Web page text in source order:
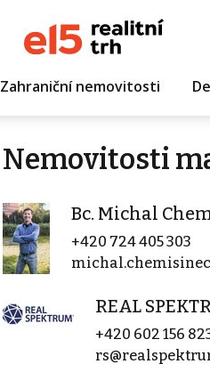
Zahraniční nemovitosti
Nemovitosti
Bc. Michal
+420 724 405 303
REAL
+420 602 156